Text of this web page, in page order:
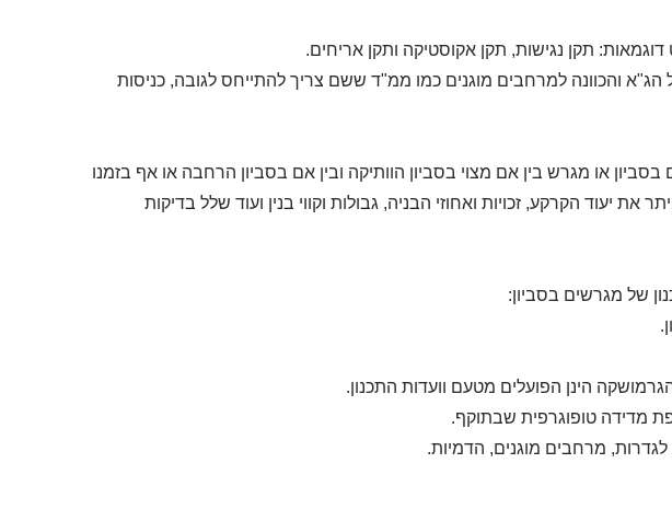
תקן נגישות, תקן אקוסטיקה ותקן אריחים.
והכוונה למרחבים מוגנים כמו ממ"ד ששם צריך להתייחס לגובה, כניסות
או מגרש בין אם מצוי בסביון הוותיקה ובין אם בסביון הרחבה או אף בזמנו
יעוד הקרקע, זכויות ואחוזי הבניה, גבולות וקווי בנין ועוד שלל בדיקות
של מגרשים בסביון:
הינן הפועלים מטעם וועדות התכנון.
מדידה טופוגרפית שבתוקף.
מרחבים מוגנים, הדמיות.